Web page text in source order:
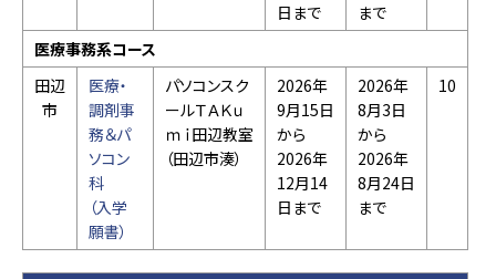
日まで
まで
医療事務系コース
田辺
市
医療・
調剤事
務＆パ
ソコン
科
（入学
願書）
パソコンスク
ールＴＡＫｕ
ｍｉ田辺教室
（田辺市湊）
2026年
9月15日
から
2026年
12月14
日まで
2026年
8月3日
から
2026年
8月24日
まで
10